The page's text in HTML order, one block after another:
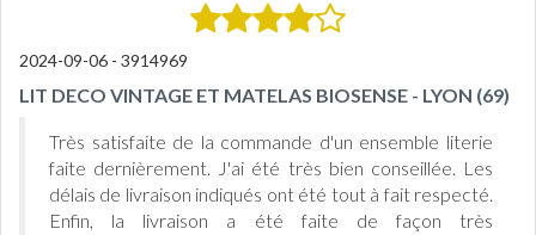
2024-09-06 - 3914969
LIT DECO VINTAGE ET MATELAS BIOSENSE - LYON (69)
Très satisfaite de la commande d'un ensemble literie
faite dernièrement. J'ai été très bien conseillée. Les
délais de livraison indiqués ont été tout à fait respecté.
Enfin, la livraison a été faite de façon très